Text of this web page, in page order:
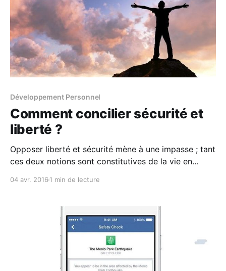
Développement Personnel
Comment concilier sécurité et
liberté ?
Opposer liberté et sécurité mène à une impasse ; tant
ces deux notions sont constitutives de la vie en
04 avr. 2016 1 min de lecture